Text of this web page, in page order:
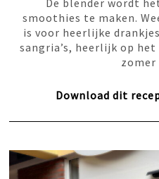
De blender wordt
smoothies te maken.
is voor heerlijke
sangria’s, heerlijk op
zomer
Download dit